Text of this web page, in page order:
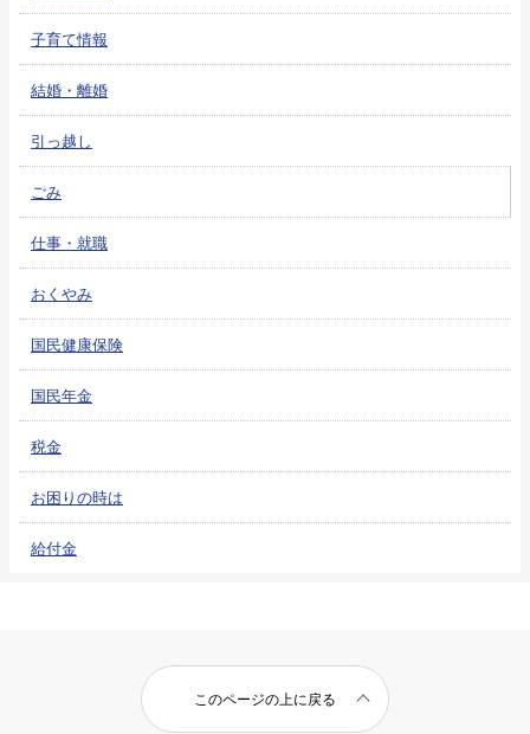
子育て情報
結婚・離婚
引っ越し
ごみ
仕事・就職
おくやみ
国民健康保険
国民年金
税金
お困りの時は
給付金
このページの上に戻る